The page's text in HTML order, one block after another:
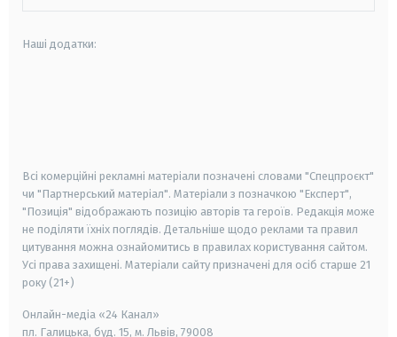
Наші додатки:
Всі комерційні рекламні матеріали позначені словами "Спецпроєкт"
чи "Партнерський матеріал". Матеріали з позначкою "Експерт",
"Позиція" відображають позицію авторів та героїв. Редакція може
не поділяти їхніх поглядів. Детальніше щодо реклами та правил
цитування можна ознайомитись в правилах користування сайтом.
Усі права захищені. Матеріали сайту призначені для осіб старше 21
року (21+)
Онлайн-медіа «24 Канал»
пл. Галицька, буд. 15, м. Львів, 79008